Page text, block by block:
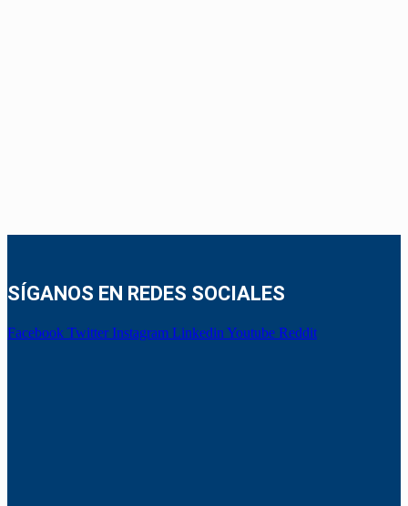
SÍGANOS EN REDES SOCIALES
Facebook Twitter Instagram Linkedin Youtube Reddit